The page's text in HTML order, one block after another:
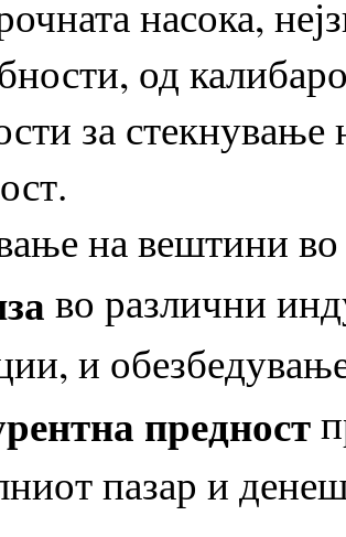
насока,
од
за стекнување
на вештини
во различни
и
предност
пазар и